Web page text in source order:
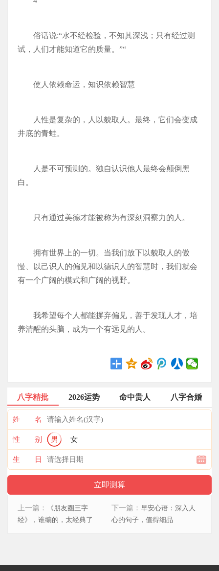
俗话说:“水不经检验，不知其深浅；只有经过测
试，人们才能知道它的质量。”“
使人依赖命运，知识依赖智慧
人性是复杂的，人以貌取人。最终，它们会变成
井底的青蛙。
人是不可预测的。独自认识他人最终会颠倒黑
白。
只有通过美德才能被称为有深刻洞察力的人。
拥有世界上的一切。当我们放下以貌取人的傲
慢、以己识人的偏见和以德识人的智慧时，我们就会
有一个广阔的模式和广阔的视野。
我希望每个人都能摒弃偏见，善于发现人才，培
养清醒的头脑，成为一个有远见的人。
八字精批 2026运势 命中贵人 八字合婚
姓 名
性 别 男 女
生 日
上一篇： 《朋友圈三字
经》，谁编的，太经典了
下一篇： 早安心语：深入人
心的句子，值得细品